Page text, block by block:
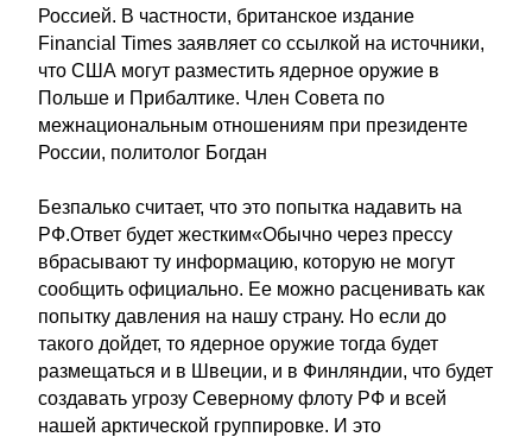
Россией. В частности, британское издание
Financial Times заявляет со ссылкой на источники,
что США могут разместить ядерное оружие в
Польше и Прибалтике. Член Совета по
межнациональным отношениям при президенте
России, политолог Богдан
Безпалько считает, что это попытка надавить на
РФ.Ответ будет жестким«Обычно через прессу
вбрасывают ту информацию, которую не могут
сообщить официально. Ее можно расценивать как
попытку давления на нашу страну. Но если до
такого дойдет, то ядерное оружие тогда будет
размещаться и в Швеции, и в Финляндии, что будет
создавать угрозу Северному флоту РФ и всей
нашей арктической группировке. И это